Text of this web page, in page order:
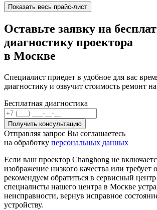
Показать весь прайс-лист
Оставьте заявку на
диагностику проектора
в Москве
Специалист приедет в удобное для вас
диагностику и озвучит стоимость ремонт
Бесплатная диагностика
Отправляя запрос Вы соглашаетесь
на обработку персональных данных
Если ваш проектор Changhong не
изображение низкого качества или требует
рекомендуем обратиться в сервисный
специалисты нашего центра в Москве
неисправности, вернув исправное
устройству.